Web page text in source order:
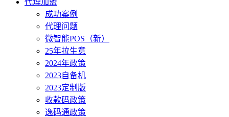
成功案例
代理问题
微智能POS（新）
25年拉生意
2024年政策
2023自备机
2023定制版
收款码政策
逸码通政策